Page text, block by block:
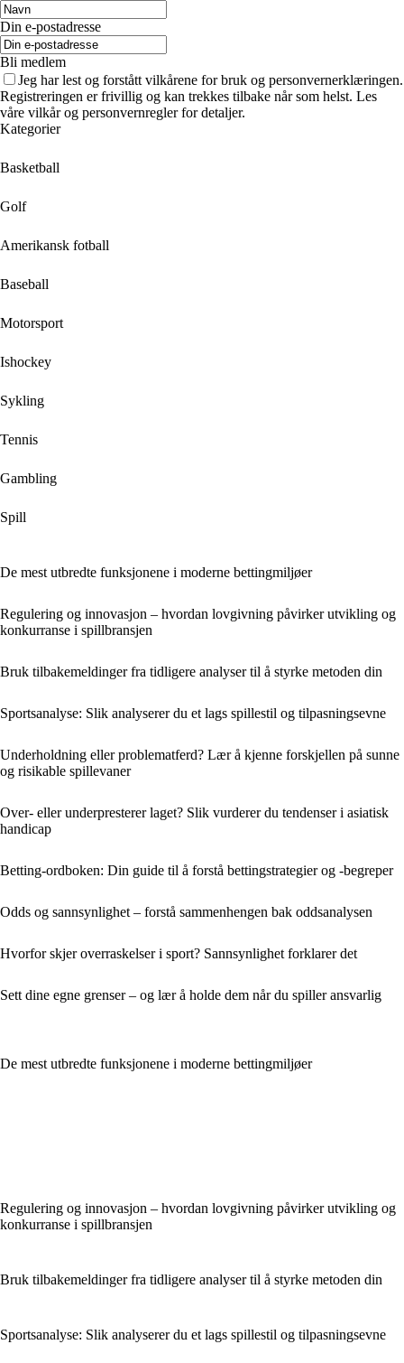
Din e-postadresse
Bli medlem
Jeg har lest og forstått vilkårene for bruk og personvernerklæringen.
Registreringen er frivillig og kan trekkes tilbake når som helst. Les
våre vilkår og personvernregler for detaljer.
Kategorier
Basketball
Golf
Amerikansk fotball
Baseball
Motorsport
Ishockey
Sykling
Tennis
Gambling
Spill
De mest utbredte funksjonene i moderne bettingmiljøer
Regulering og innovasjon – hvordan lovgivning påvirker utvikling og
konkurranse i spillbransjen
Bruk tilbakemeldinger fra tidligere analyser til å styrke metoden din
Sportsanalyse: Slik analyserer du et lags spillestil og tilpasningsevne
Underholdning eller problematferd? Lær å kjenne forskjellen på sunne
og risikable spillevaner
Over- eller underpresterer laget? Slik vurderer du tendenser i asiatisk
handicap
Betting-ordboken: Din guide til å forstå bettingstrategier og -begreper
Odds og sannsynlighet – forstå sammenhengen bak oddsanalysen
Hvorfor skjer overraskelser i sport? Sannsynlighet forklarer det
Sett dine egne grenser – og lær å holde dem når du spiller ansvarlig
De mest utbredte funksjonene i moderne bettingmiljøer
Regulering og innovasjon – hvordan lovgivning påvirker utvikling og
konkurranse i spillbransjen
Bruk tilbakemeldinger fra tidligere analyser til å styrke metoden din
Sportsanalyse: Slik analyserer du et lags spillestil og tilpasningsevne